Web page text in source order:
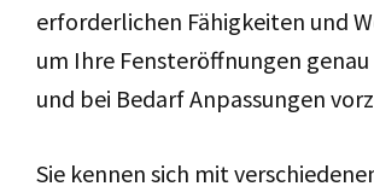
erforderlichen Fähigkeiten und
um Ihre Fensteröffnungen genau
und bei Bedarf Anpassungen
Sie kennen sich mit